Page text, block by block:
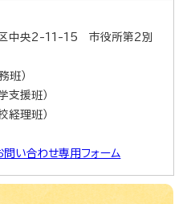
中央2-11-15 市役所第2別
）
援班）
理班）
い合わせ専用フォーム